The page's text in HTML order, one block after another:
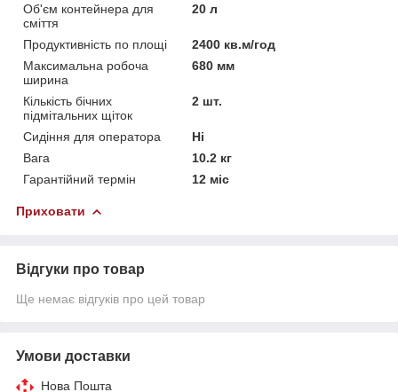
Об'єм контейнера для
сміття
20 л
Продуктивність по площі
2400 кв.м/год
Максимальна робоча
ширина
680 мм
Кількість бічних
підмітальних щіток
2 шт.
Сидіння для оператора
Ні
Вага
10.2 кг
Гарантійний термін
12 міс
Приховати
Відгуки про товар
Ще немає відгуків про цей товар
Умови доставки
Нова Пошта